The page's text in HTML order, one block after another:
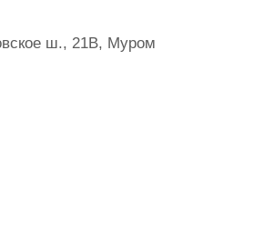
ш., 21В, Муром